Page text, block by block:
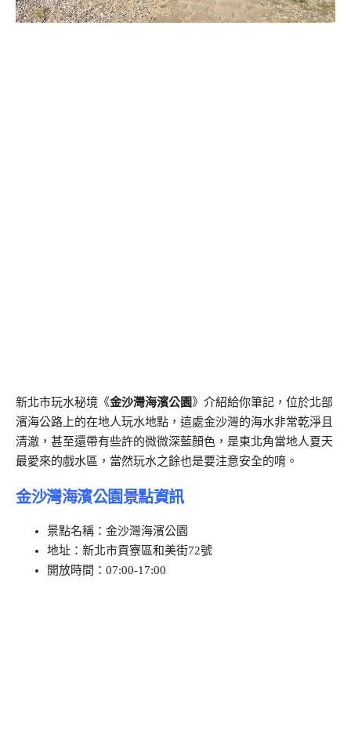
新北市玩水秘境《金沙灣海濱公園》介紹給你筆記，位於北部
濱海公路上的在地人玩水地點，這處金沙灣的海水非常乾淨且
清澈，甚至還帶有些許的微微深藍顏色，是東北角當地人夏天
最愛來的戲水區，當然玩水之餘也是要注意安全的唷。
金沙灣海濱公園景點資訊
景點名稱：金沙灣海濱公園
地址：新北市貢寮區和美街72號
開放時間：07:00-17:00